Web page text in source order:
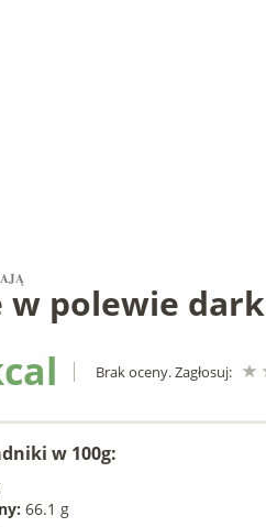
w polewie dark
Brak oceny. Zagłosuj:
w 100g:
66.1 g